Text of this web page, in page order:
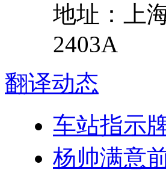
地址：
上
2403A
翻译动态
车站指示
杨帅满意